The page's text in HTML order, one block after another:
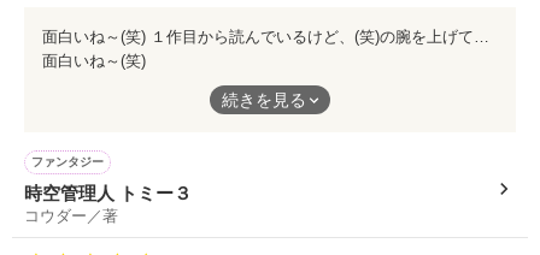
作品を読む
面白いね～(笑)
１作目から読んでいるけど、(笑)の腕を上げているように思いま
近く４が出てくると思うけど、今から期待して待っていますよ～
(笑)
続きを見る
ファンタジー
時空管理人 トミー３
コウダー／著